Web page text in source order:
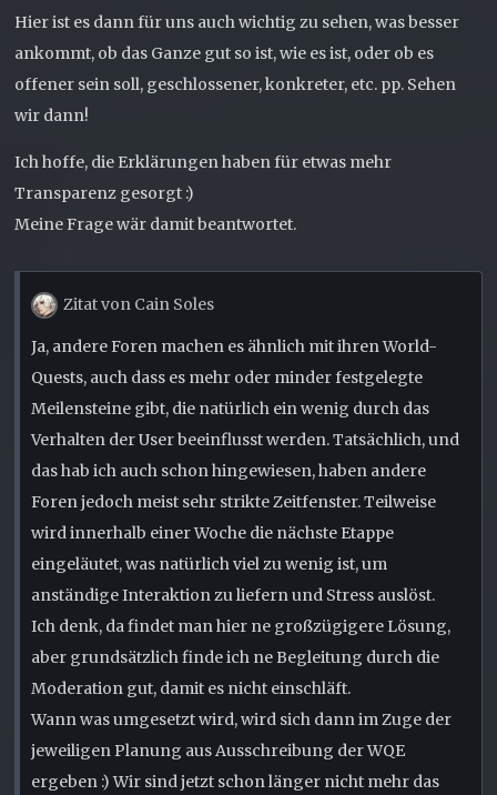
Hier ist es dann für uns auch wichtig zu sehen, was besser
ankommt, ob das Ganze gut so ist, wie es ist, oder ob es
offener sein soll, geschlossener, konkreter, etc. pp. Sehen
wir dann!
Ich hoffe, die Erklärungen haben für etwas mehr
Transparenz gesorgt :)
Meine Frage wär damit beantwortet.
Zitat von Cain Soles
Ja, andere Foren machen es ähnlich mit ihren World-
Quests, auch dass es mehr oder minder festgelegte
Meilensteine gibt, die natürlich ein wenig durch das
Verhalten der User beeinflusst werden. Tatsächlich, und
das hab ich auch schon hingewiesen, haben andere
Foren jedoch meist sehr strikte Zeitfenster. Teilweise
wird innerhalb einer Woche die nächste Etappe
eingeläutet, was natürlich viel zu wenig ist, um
anständige Interaktion zu liefern und Stress auslöst.
Ich denk, da findet man hier ne großzügigere Lösung,
aber grundsätzlich finde ich ne Begleitung durch die
Moderation gut, damit es nicht einschläft.
Wann was umgesetzt wird, wird sich dann im Zuge der
jeweiligen Planung aus Ausschreibung der WQE
ergeben :) Wir sind jetzt schon länger nicht mehr das